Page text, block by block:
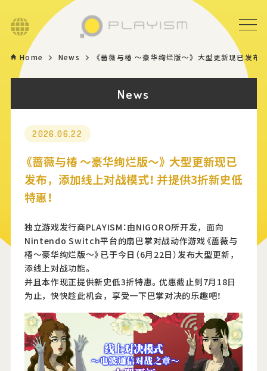
Language
Home
Store
Contact
Official Twitter
Official Facebook
Official Youtube
Home News 《蔷薇与椿 ～豪华绚烂版～》 大型更新现已发布
News
2026.06.22
《蔷薇与椿 ～豪华绚烂版～》 大型更新现已
发布，添加线上对战模式！ 并提供3折新史低
特惠！
独立游戏发行商PLAYISM：由NIGORO所开发，面向
Nintendo Switch平台的扇巴掌对战动作游戏《蔷薇与
椿～豪华绚烂版～》已于今日（6月22日）发布大型更新，
添线上对战功能。
并且本作现正提供新史低3折特惠。优惠截止到7月18日
为止，快快趁此机会，享受一下巴掌对决的乐趣吧！